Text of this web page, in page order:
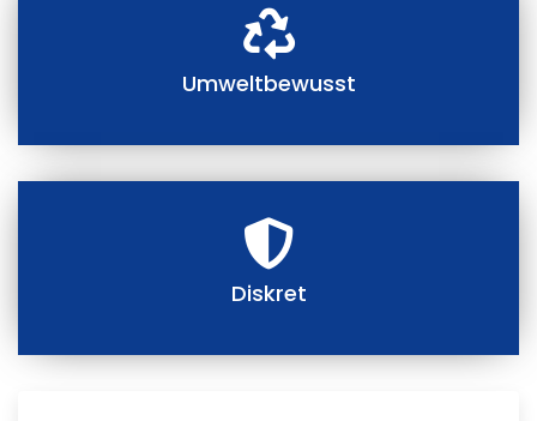
Umweltbewusst
Diskret